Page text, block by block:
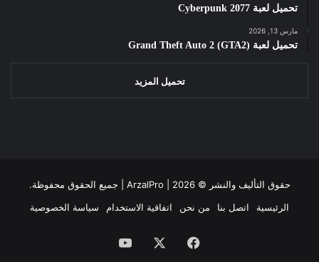
تحميل لعبة Cyberpunk 2077
مارس 13, 2026
تحميل لعبة Grand Theft Auto 2 (GTA2)
تحميل المزيد
حقوق التأليف والنشر © ArzalPro | 2026 | جميع الحقوق محفوظة.
الرئيسية
اتصل بنا من نحن اتفاقية الاستخدام سياسة الخصوصية
فيسبوك ‫YouTube